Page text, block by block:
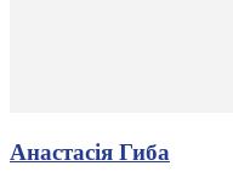
Анастасія Гиба